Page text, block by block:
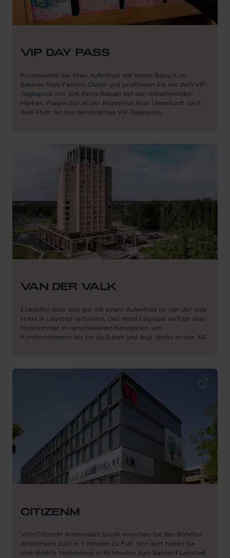
VIP DAY PASS
Kombinieren Sie Ihren Aufenthalt mit einem Besuch im
Batavia Stad Fashion Outlet und profitieren Sie mit dem VIP-
Tagespass von 10% Extra-Rabatt bei den teilnehmenden
Marken. Fragen Sie an der Rezeption Ihrer Unterkunft nach
dem Flyer für den persönlichen VIP-Tagespass.
VAN DER VALK
Einkaufen lässt sich gut mit einem Aufenthalt im Van der Valk
Hotel in Lelystad verbinden. Das Hotel Lelystad verfügt über
Hotelzimmer in verschiedenen Kategorien von
Komfortzimmern bis hin zu Suiten und liegt direkt an der A6.
CITIZENM
Vom CitizenM Amsterdam South erreichen Sie den Bahnhof
Amsterdam Zuid in 5 Minuten zu Fuß. Von dort haben Sie
eine direkte Verbindung in 35 Minuten zum Bahnhof Lelystad